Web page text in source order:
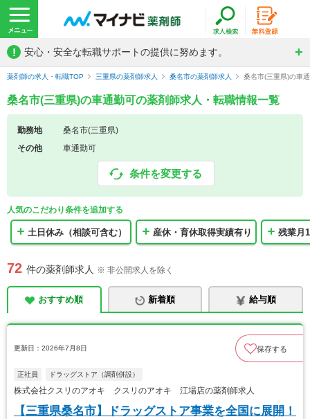
! 安心・安全な転職サポートの提供に努めます。
薬剤師の求人・転職TOP 三重県の薬剤師求人 桑名市の薬剤師求人 桑名市(三重県)の車
桑名市(三重県)の車通勤可の薬剤師求人・転職情報一覧
勤務地
桑名市(三重県)
その他
車通勤可
条件を変更する
人気のこだわり条件を追加する
土日休み（相談可含む） 産休・育休取得実績有り 残業月
72 件の薬剤師求人 ※ 非公開求人を除く
おすすめ順 新着順 給与順
更新日：2026年7月8日 保存する
正社員 ドラッグストア（調剤併設）
株式会社クスリのアオキ クスリのアオキ 江場店の薬剤師求人
【三重県桑名市】ドラッグストア事業を全国に展開！